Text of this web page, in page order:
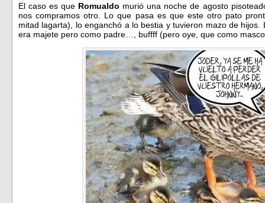
El caso es que Romualdo murió una noche de agosto
nos compramos otro. Lo que pasa es que este otro pato
mitad lagarta), lo enganchó a lo bestia y tuvieron mazo de
era majete pero como padre…, buffff (pero oye, que como